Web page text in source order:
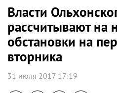
Власти
рассчитывают на
обстановки на
вторника
31 июля 2017 17:19